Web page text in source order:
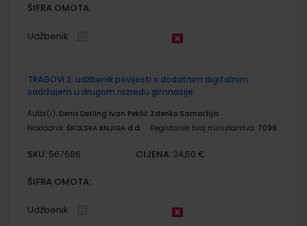
ŠIFRA OMOTA:
Udžbenik
TRAGOVI 2; udžbenik povijesti s dodatnim digitalnim
sadržajem u drugom razredu gimnazije
Autor(i): Denis Detling Ivan Peklić Zdenko Samaržija
Nakladnik: ŠKOLSKA KNJIGA d.d. Registarski broj ministarstva: 7099
SKU: 567686 CIJENA: 24,50 €
ŠIFRA OMOTA:
Udžbenik